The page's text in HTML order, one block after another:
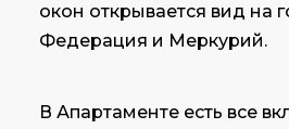
окон открывается вид на
Федерация и Меркурий.
В Апартаменте есть все